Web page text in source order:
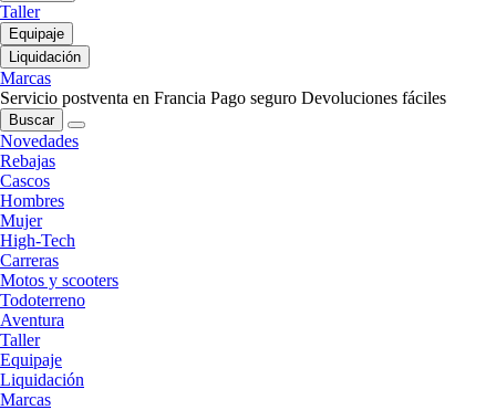
Taller
Equipaje
Liquidación
Marcas
Servicio postventa en Francia Pago seguro Devoluciones fáciles
Buscar
Novedades
Rebajas
Cascos
Hombres
Mujer
High-Tech
Carreras
Motos y scooters
Todoterreno
Aventura
Taller
Equipaje
Liquidación
Marcas